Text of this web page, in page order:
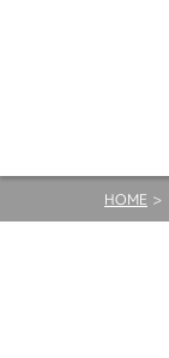
HOME